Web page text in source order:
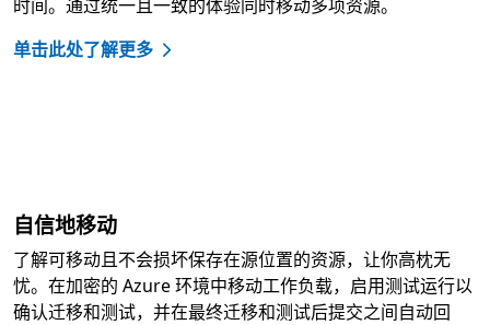
时间。通过统一且一致的体验同时移动多项资源。
单击此处了解更多
自信地移动
了解可移动且不会损坏保存在源位置的资源，让你高枕无
忧。在加密的 Azure 环境中移动工作负载，启用测试运行以
确认迁移和测试，并在最终迁移和测试后提交之间自动回